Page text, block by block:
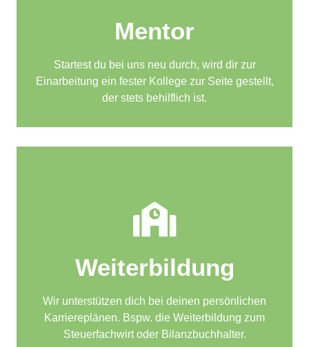
Mentor
Startest du bei uns neu durch, wird dir zur
Einarbeitung ein fester Kollege zur Seite gestellt,
der stets behilflich ist.
Weiterbildung
Wir unterstützen dich bei deinen persönlichen
Karriereplänen. Bspw. die Weiterbildung zum
Steuerfachwirt oder Bilanzbuchhalter.